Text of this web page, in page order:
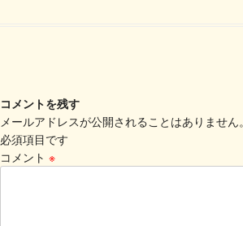
コメントを残す
メールアドレスが公開されることはありません。
必須項目です
コメント ※